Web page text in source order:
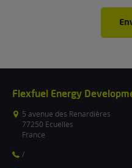
Flexfuel Energy
5 avenue des Renardières
77250 Ecuelles
France
/